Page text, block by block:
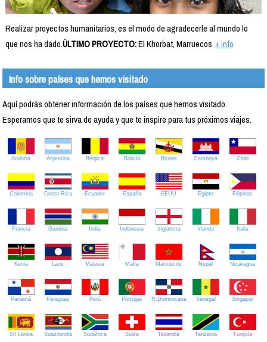
Realizar proyectos humanitarios, es el modo de agradecerle al mundo lo
que nos ha dado.ÚLTIMO PROYECTO:El Khorbat, Marruecos + info
Info sobre países que hemos visitado
Aquí podrás obtener información de los países que hemos visitado.
Esperamos que te sirva de ayuda y que te inspire para tus próximos viajes.
Andorra Argentina Bélgica Bolivia Brunei Camboya Chile
Colombia Costa Rica Ecuador España EEUU Egipto Filipinas
Francia Gambia India Indonesia Inglaterra Irlanda Italia
Kenia Laos Malasia Malta Marruecos Nepal Nicaragua
Panamá Paraguay Perú Portugal R.Dominicana Senegal Singapur
Sri Lanka Suazilandia Sudáfrica Suiza Tailandia Tanzania Turquía